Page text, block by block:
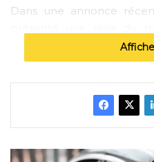
Dans une annonce
nombre d’accidents
changements
conduite et de la sécurité
Fin de la vignette